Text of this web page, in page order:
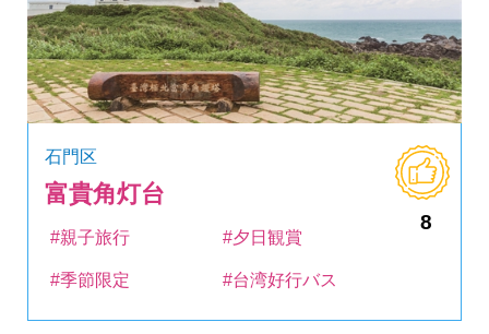
石門区
富貴角灯台
8
#親子旅行 #夕日観賞
#季節限定 #台湾好行バス